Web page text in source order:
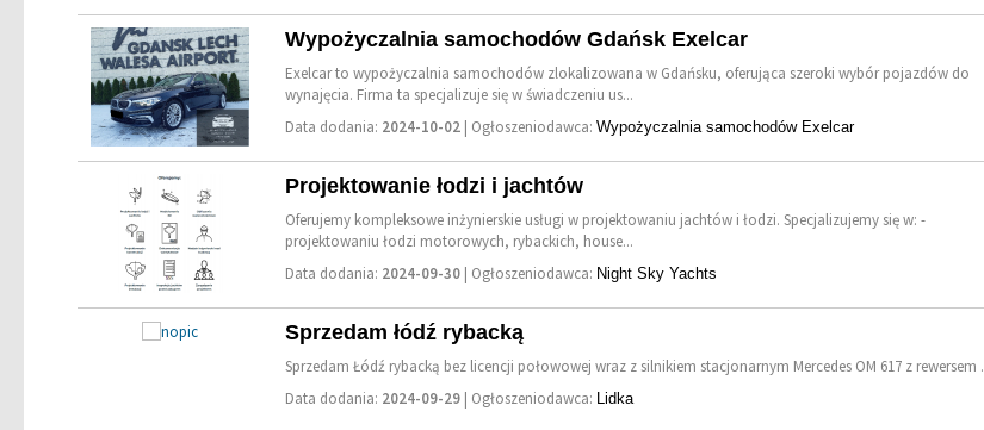
Wypożyczalnia samochodów Gdańsk Exelcar
Exelcar to wypożyczalnia samochodów zlokalizowana w Gdańsku, oferująca szeroki wybór pojazdów do
wynajęcia. Firma ta specjalizuje się w świadczeniu us...
Data dodania: 2024-10-02 | Ogłoszeniodawca:Wypożyczalnia samochodów Exelcar
Projektowanie łodzi i jachtów
Oferujemy kompleksowe inżynierskie usługi w projektowaniu jachtów i łodzi. Specjalizujemy się w: -
projektowaniu łodzi motorowych, rybackich, house...
Data dodania: 2024-09-30 | Ogłoszeniodawca: Night Sky Yachts
Sprzedam łódź rybacką
Sprzedam Łódź rybacką bez licencji połowowej wraz z silnikiem stacjonarnym Mercedes OM 617 z rewersem .
Data dodania: 2024-09-29 | Ogłoszeniodawca: Lidka